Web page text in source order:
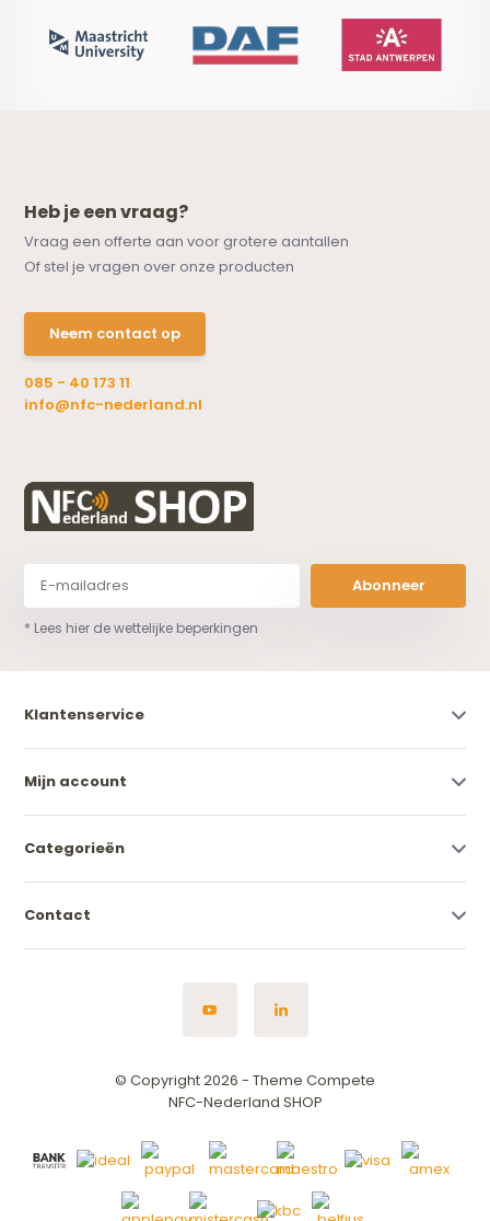
Heb je een vraag?
Vraag een offerte aan voor grotere aantallen
Of stel je vragen over onze producten
Neem contact op
085 - 40 173 11
info@nfc-nederland.nl
Abonneer
* Lees hier de wettelijke beperkingen
Klantenservice
Mijn account
Categorieën
Contact
© Copyright 2026 - Theme Compete
NFC-Nederland SHOP